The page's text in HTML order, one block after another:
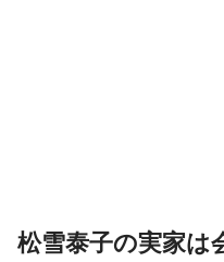
松雪泰子の実家は